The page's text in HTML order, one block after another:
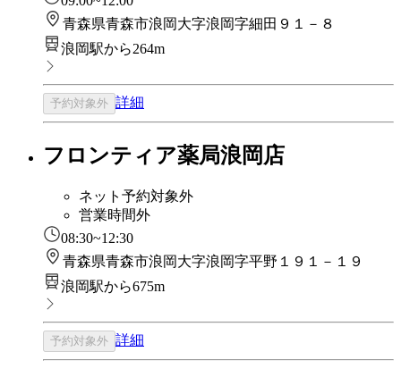
青森県青森市浪岡大字浪岡字細田９１－８
浪岡駅から264m
予約対象外 詳細
フロンティア薬局浪岡店
ネット予約対象外
営業時間外
08:30~12:30
青森県青森市浪岡大字浪岡字平野１９１－１９
浪岡駅から675m
予約対象外 詳細